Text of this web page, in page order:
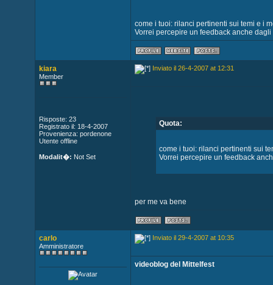
come i tuoi: rilanci pertinenti sui temi e i
Vorrei percepire un feedback anche
kiara
Member
Risposte: 23
Registrato il: 18-4-2007
Provenienza: pordenone
Utente offline
Modalit�: Not Set
Inviato il 26-4-2007 at 12:31
Quota:
come i tuoi: rilanci pertinenti sui
Vorrei percepire un feedback
per me va bene
carlo
Amministratore
Inviato il 29-4-2007 at 10:35
videoblog del Mittelfest